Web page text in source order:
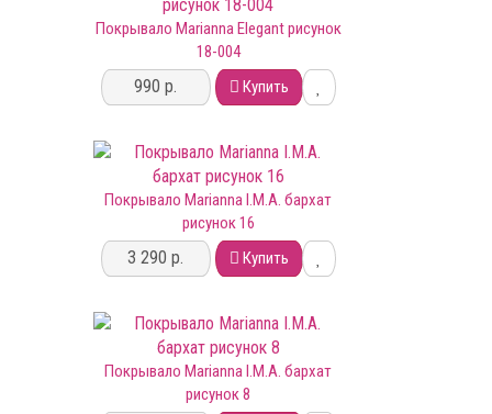
Покрывало Marianna Elegant рисунок
18-004
990 р. Купить
Покрывало Marianna I.M.A. бархат
рисунок 16
3 290 р. Купить
Покрывало Marianna I.M.A. бархат
рисунок 8